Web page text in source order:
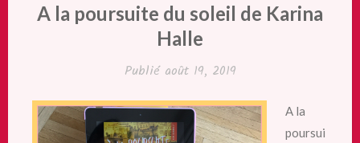
A la poursuite du soleil de Karina
Halle
Publié août 19, 2019
A la
poursui